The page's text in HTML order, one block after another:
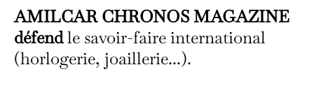
AMILCAR CHRONOS MAGAZINE
défendle savoir-faire international
(horlogerie, joaillerie...).